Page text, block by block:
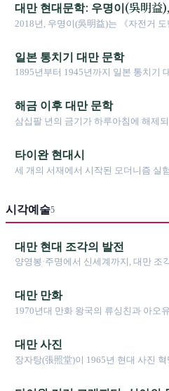
게 대만인의 감정과 기억을 담아내는
대만 현대문학: 우명이(吳明益
(林奕含), 그리고 조용한 독서
2018년, 우명이(吳明益)는 《자전거 도
International Prize) 예심 후보에 올랐으
에는 분명히 「Taiwan」이라고 적혀 있
나 같은 시대에 대만 순수문학 도서의
(施叔青)이 청일부터 일제강점기를 관
시 삼부작을 쓰고, 린이한(林奕含)이 한
로 가장 보편적인 문제를 건드리고 있으
소리를 듣는 사람은 점점 줄어들고 있다.
일본 통치기 대만 문학
1895년부터 1945년까지 일본 통치기
적 맥락 속의 문화 정체성과 민족적 각
해금 이후 대만 문학
삼십팔 년의 금기가 하루아침에 해제되
한을 의미하지는 않으며, 새로운 도전
가오고 있었다
타이완 현대시
세 개의 서재에서 시작된 모더니즘 실
시각예술5
대만 현대 조각의 발전
양영봉·주명에서 신세계까지, 대만 조
대만 만화
1970년대 만화 왕국의 류싱친과 아오
문, 《장자설》로 고전 철학을 만화화
을 거쳐, 2010년 금만장과 2017년 CCC
이르기까지, 대만 만화는 일본 만화의
대만 사진
장자탕(張照堂)이 1965년 현대 사진
다큐멘터리 미학을 정립한 이래, 대만